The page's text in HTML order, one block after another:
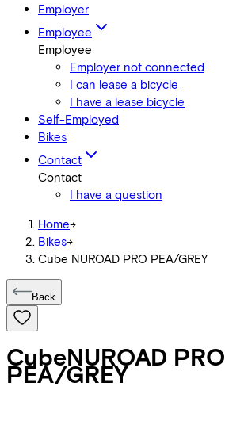
Employer
Employee
Employee
Employer not connected
I can lease a bicycle
I have a lease bicycle
Self-Employed
Bikes
Contact
Contact
I have a question
Home->
Bikes->
Cube NUROAD PRO PEA/GREY
Back
CubeNUROAD PRO
PEA/GREY